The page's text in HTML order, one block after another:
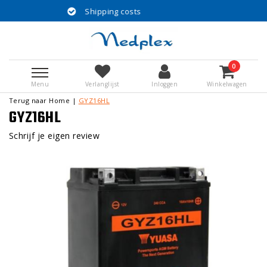
Shipping costs
Menu Verlanglijst Inloggen
0
Winkelwagen
Terug naar Home | GYZ16HL
GYZ16HL
Schrijf je eigen review